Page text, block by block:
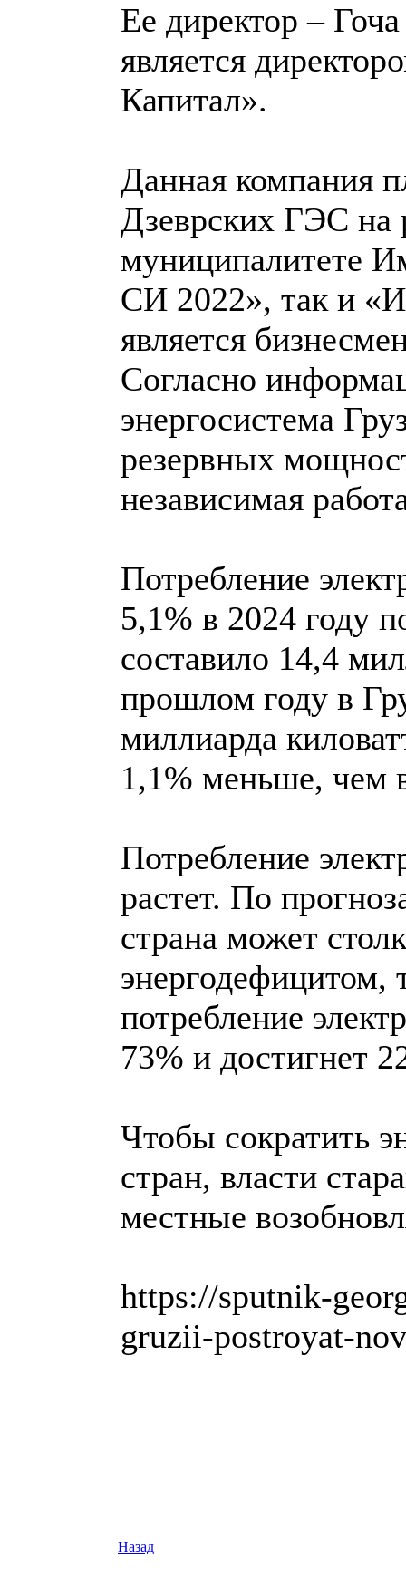
Ее директор –
является
Капитал».
Данная компания
Дзеврских ГЭС на
муниципалитете
СИ 2022», так и
является
Согласно
энергосистема
резервных
независимая
Потребление
5,1% в 2024 году
составило 14,4
прошлом году в
миллиарда
1,1% меньше, чем
Потребление
растет. По
страна может
энергодефицитом,
потребление
73% и достигнет
Чтобы сократить
стран, власти
местные
https://sputnik-
gruzii-postroyat-
Назад